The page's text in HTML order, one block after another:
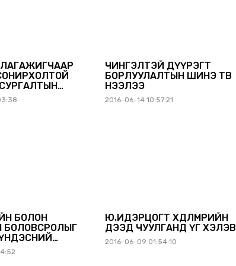
ЧИНГЭЛТЭЙ ДҮҮРЭГТ
БОРЛУУЛАЛТЫН ШИНЭ ТӨВ
НЭЭЛЭЭ
2016-06-14 10:57:21
БОЛОН
БОЛОВСРОЛЫГ
БАТЛУУЛЛАА
Ю.ИДЭРЦОГТ ХӨДӨЛМӨРИЙН
ДЭЭД ЧУУЛГАНД ҮГ ХЭЛЭВ
2016-06-09 01:54:10